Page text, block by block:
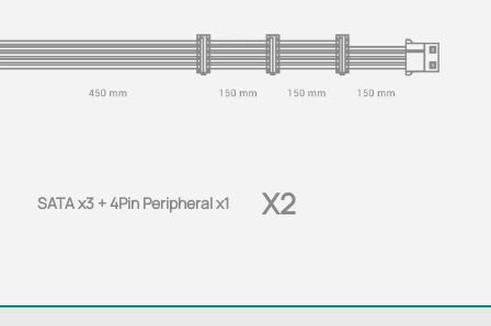
SATA x3 + 4Pin Peripheral x1 X2